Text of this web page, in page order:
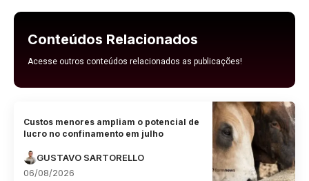
Conteúdos Relacionados
Acesse outros conteúdos relacionados as publicações!
Custos menores ampliam o potencial de
lucro no confinamento em julho
GUSTAVO SARTORELLO
06/08/2026